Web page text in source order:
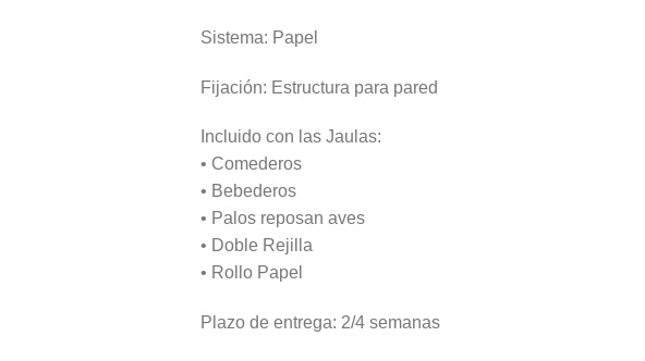
Sistema: Papel
Fijación: Estructura para pared
Incluido con las Jaulas:
• Comederos
• Bebederos
• Palos reposan aves
• Doble Rejilla
• Rollo Papel
Plazo de entrega: 2/4 semanas